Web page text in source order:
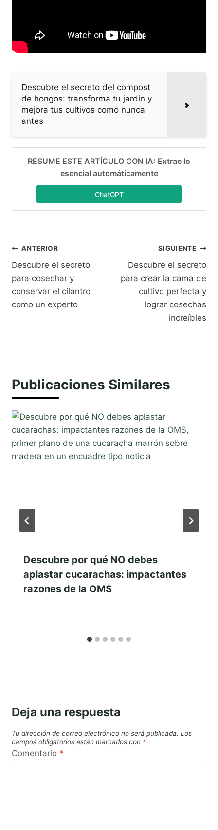
Descubre el secreto del compost
de hongos: transforma tu jardín y
mejora tus cultivos como nunca
antes
RESUME ESTE ARTÍCULO CON IA: Extrae lo
esencial automáticamente
ChatGPT
Navegación
de
entradas
ANTERIOR
Descubre el secreto
para cosechar y
conservar el cilantro
como un experto
SIGUIENTE
Descubre el secreto
para crear la cama de
cultivo perfecta y
lograr cosechas
increíbles
Publicaciones Similares
Descubre por qué NO debes
aplastar cucarachas: impactantes
razones de la OMS
Deja una respuesta
Tu dirección de correo electrónico no será publicada. Los
campos obligatorios están marcados con *
Comentario *